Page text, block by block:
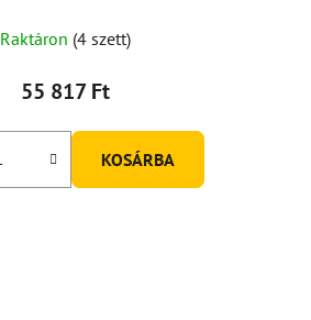
Raktáron (4 szett)
55 817 Ft
KOSÁRBA